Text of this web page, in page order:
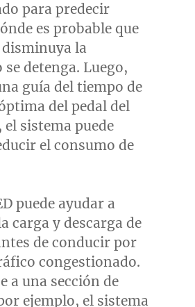
para predecir
es probable que
la
se detenga. Luego,
guía del tiempo de
del pedal del
el sistema puede
el consumo de
puede ayudar a
carga y descarga de
de conducir por
congestionado.
a una sección de
ejemplo, el sistema